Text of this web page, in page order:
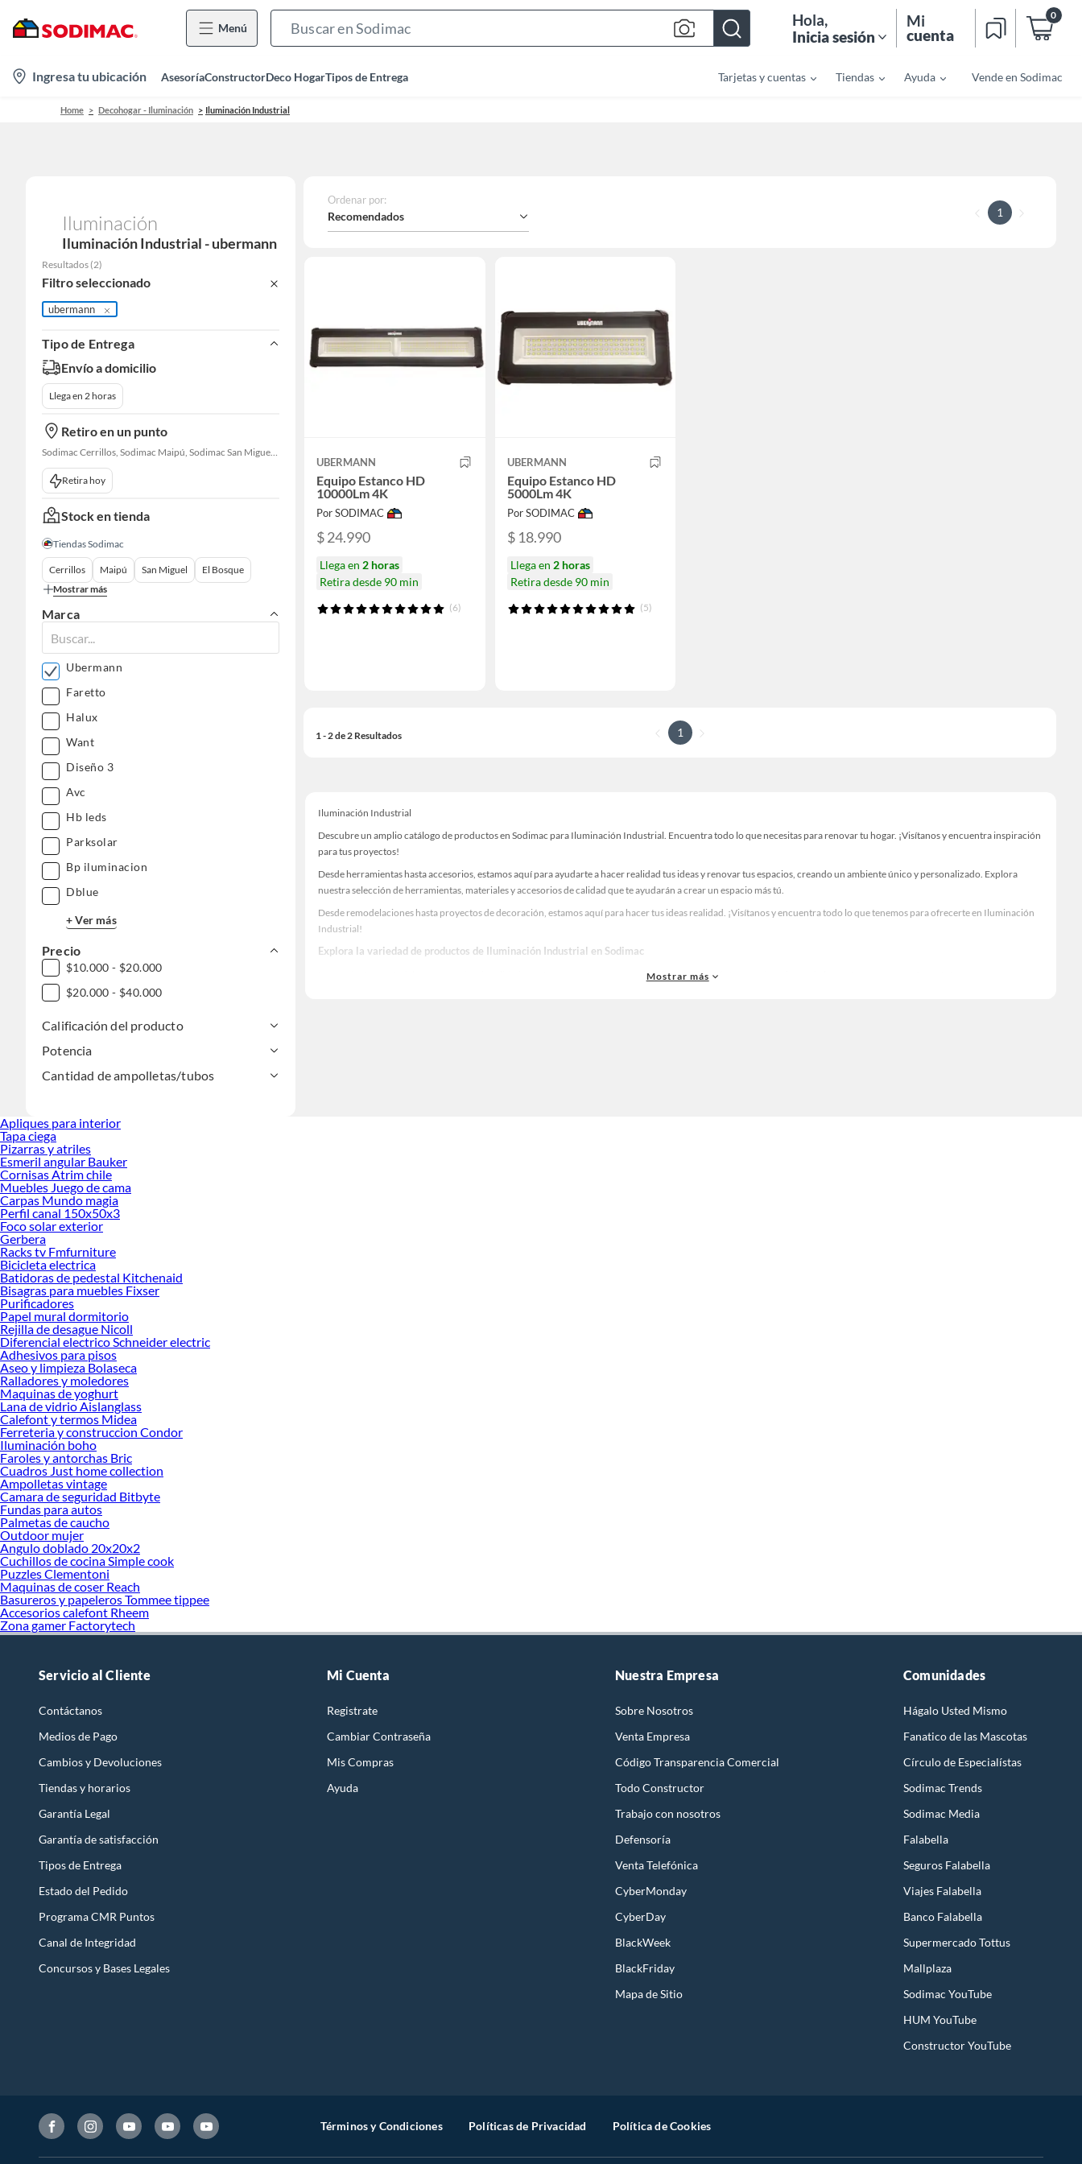
Menú
Bar
Hola,
Inicia sesión
Mi
cuenta
0
location-
icon
Ingresa tu ubicación AsesoríaConstructorDeco HogarTipos de Entrega Tarjetas y cuentas Tiendas Ayuda Vende en Sodimac
Home Decohogar - Iluminación Iluminación Industrial
Iluminación
Iluminación Industrial - ubermann
Resultados (2)
Filtro seleccionado
ubermann
Tipo de Entrega
Envío a domicilio
Llega en 2 horas
Retiro en un punto
Sodimac Cerrillos, Sodimac Maipú, Sodimac San Miguel, Sodimac El Bosque, Sodimac San Bernardo, Sodimac Talagante, Sodimac San Fernando
Retira hoy
Stock en tienda
Tiendas Sodimac
Cerrillos Maipú San Miguel
El Bosque
Mostrar más
Marca
Ubermann
Faretto
Halux
Want
Diseño 3
Avc
Hb leds
Parksolar
Bp iluminacion
Dblue
+ Ver más
Precio
$10.000 - $20.000
$20.000 - $40.000
Calificación del producto
Potencia
Cantidad de ampolletas/tubos
Ordenar por:
Recomendados 1
UBERMANN
Equipo Estanco HD
10000Lm 4K
Por SODIMAC
$ 24.990
Llega en 2 horas
Retira desde 90 min
(6)
UBERMANN
Equipo Estanco HD
5000Lm 4K
Por SODIMAC
$ 18.990
Llega en 2 horas
Retira desde 90 min
(5)
1 - 2 de 2 Resultados 1
Iluminación Industrial
Descubre un amplio catálogo de productos en Sodimac para Iluminación Industrial. Encuentra todo lo que necesitas para renovar tu hogar. ¡Visítanos y encuentra inspiración
para tus proyectos!
Desde herramientas hasta accesorios, estamos aquí para ayudarte a hacer realidad tus ideas y renovar tus espacios, creando un ambiente único y personalizado. Explora
nuestra selección de herramientas, materiales y accesorios de calidad que te ayudarán a crear un espacio más tú.
Desde remodelaciones hasta proyectos de decoración, estamos aquí para hacer tus ideas realidad. ¡Visítanos y encuentra todo lo que tenemos para ofrecerte en Iluminación
Industrial!
Explora la variedad de productos de Iluminación Industrial en Sodimac
Herramientas, materiales y accesorios de calidad para tus proyectos y renovación de espacios. ¡Visítanos y descubre todo lo que tenemos para ofrecerte!
Mostrar más
Apliques para interior
Tapa ciega
Pizarras y atriles
Esmeril angular Bauker
Cornisas Atrim chile
Muebles Juego de cama
Carpas Mundo magia
Perfil canal 150x50x3
Foco solar exterior
Gerbera
Racks tv Fmfurniture
Bicicleta electrica
Batidoras de pedestal Kitchenaid
Bisagras para muebles Fixser
Purificadores
Papel mural dormitorio
Rejilla de desague Nicoll
Diferencial electrico Schneider electric
Adhesivos para pisos
Aseo y limpieza Bolaseca
Ralladores y moledores
Maquinas de yoghurt
Lana de vidrio Aislanglass
Calefont y termos Midea
Ferreteria y construccion Condor
Iluminación boho
Faroles y antorchas Bric
Cuadros Just home collection
Ampolletas vintage
Camara de seguridad Bitbyte
Fundas para autos
Palmetas de caucho
Outdoor mujer
Angulo doblado 20x20x2
Cuchillos de cocina Simple cook
Puzzles Clementoni
Maquinas de coser Reach
Basureros y papeleros Tommee tippee
Accesorios calefont Rheem
Zona gamer Factorytech
Servicio al Cliente
Contáctanos
Medios de Pago
Cambios y Devoluciones
Tiendas y horarios
Garantía Legal
Garantía de satisfacción
Tipos de Entrega
Estado del Pedido
Programa CMR Puntos
Canal de Integridad
Concursos y Bases Legales
Mi Cuenta
Registrate
Cambiar Contraseña
Mis Compras
Ayuda
Nuestra Empresa
Sobre Nosotros
Venta Empresa
Código Transparencia Comercial
Todo Constructor
Trabajo con nosotros
Defensoría
Venta Telefónica
CyberMonday
CyberDay
BlackWeek
BlackFriday
Mapa de Sitio
Comunidades
Hágalo Usted Mismo
Fanatico de las Mascotas
Círculo de Especialístas
Sodimac Trends
Sodimac Media
Falabella
Seguros Falabella
Viajes Falabella
Banco Falabella
Supermercado Tottus
Mallplaza
Sodimac YouTube
HUM YouTube
Constructor YouTube
Términos y Condiciones Políticas de Privacidad Política de Cookies